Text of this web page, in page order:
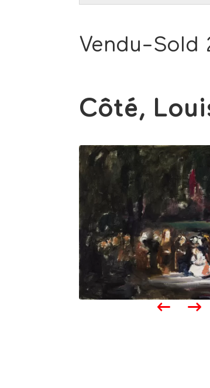
Vendu-Sold
Côté,